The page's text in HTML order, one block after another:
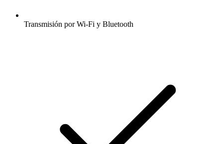
Transmisión por Wi-Fi y Bluetooth